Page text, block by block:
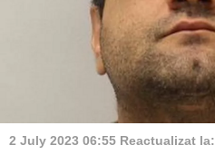
2 July 2023 06:55 Reactualizat la: